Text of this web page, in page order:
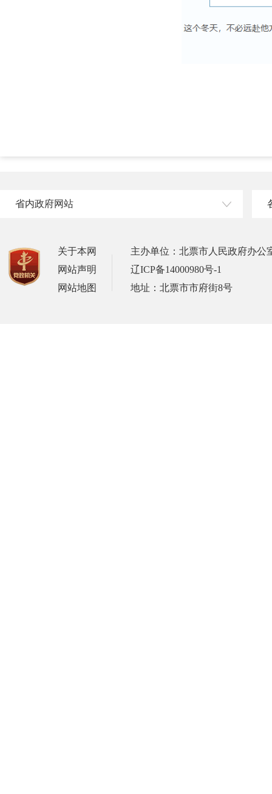
省内政府网站
关于本网
网站声明
网站地图
主办单位：北票市人民政府办公
辽ICP备14000980号-1
地址：北票市市府街8号